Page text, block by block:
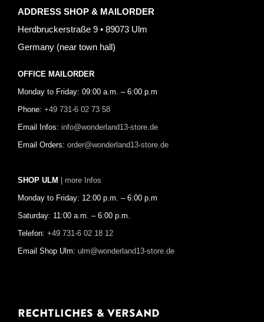
ADDRESS SHOP & MAILORDER
Herdbruckerstraße 9 • 89073 Ulm
Germany (near town hall)
OFFICE MAILORDER
Monday to Friday: 09:00 a.m. – 6:00 p.m
Phone: +49 731-6 02 73 58
Email Infos: info@wonderland13-store.de
Email Orders: order@wonderland13-store.de
SHOP ULM | more Infos
Monday to Friday: 12:00 p.m. – 6:00 p.m
Saturday: 11:00 a.m. – 6:00 p.m.
Telefon: +49 731-6 02 18 12
Email Shop Ulm: ulm@wonderland13-store.de
Rechtliches & Versand